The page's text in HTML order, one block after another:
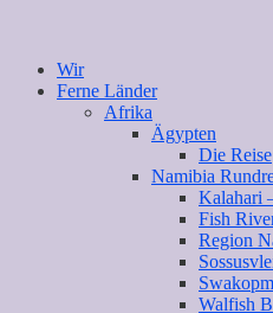
Wir
Ferne Länder
Afrika
Ägypten
Die Reise
Namibia
Kalahari
Fish
Region
Walfish